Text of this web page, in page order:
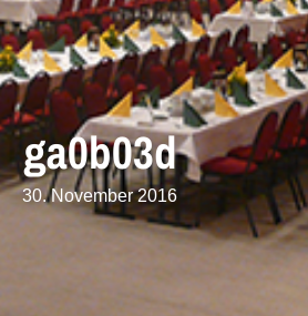
ga0b03d
30. November 2016